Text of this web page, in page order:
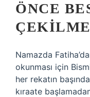
ÖNCE
Namazda
okunması için
her rekatın
kıraate